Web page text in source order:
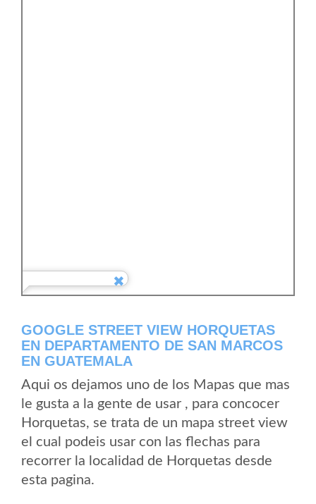
GOOGLE STREET VIEW HORQUETAS
EN DEPARTAMENTO DE SAN MARCOS
EN GUATEMALA
Aqui os dejamos uno de los Mapas que mas
le gusta a la gente de usar , para concocer
Horquetas, se trata de un mapa street view
el cual podeis usar con las flechas para
recorrer la localidad de Horquetas desde
esta pagina.